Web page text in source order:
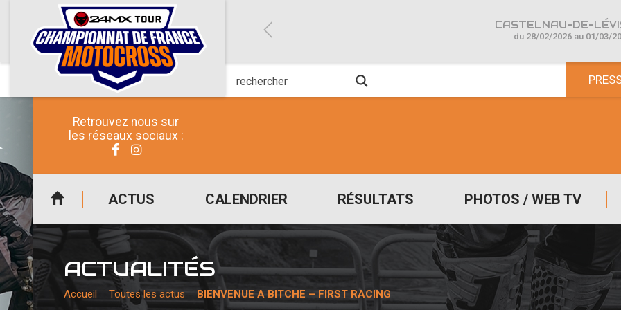
Retrouvez nous sur
les réseaux sociaux :
ACTUS CALENDRIER RÉSULTATS PHOTOS / WEB TV
CASTELNAU-DE-
du 28/02/2026 au 01/03/
ACTUALITÉS
Accueil Toutes les actus BIENVENUE A BITCHE – FIRST RACING